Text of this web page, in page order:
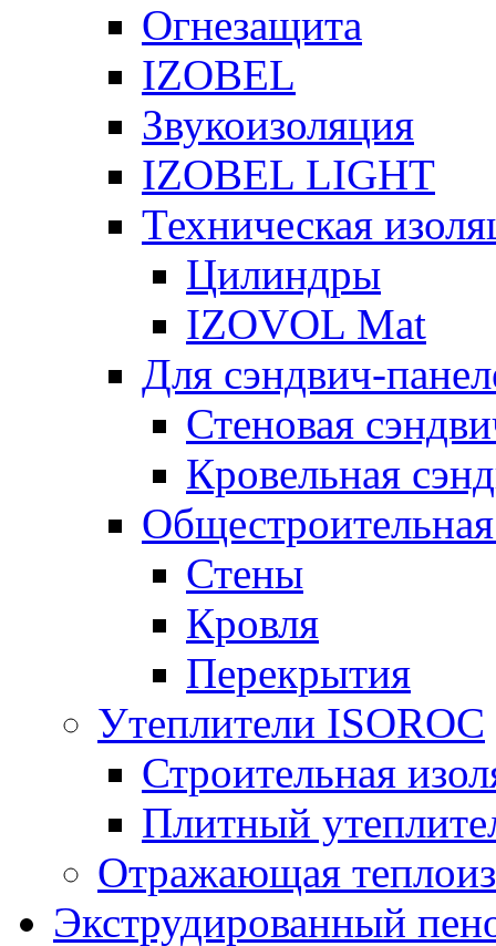
Огнезащита
IZOBEL
Звукоизоляция
IZOBEL LIGHT
Техническая
Цилиндры
IZOVOL Mat
Для сэндвич-
Стеновая
Кровельная
Стены
Кровля
Перекрытия
Утеплители ISOROC
Строительная
Плитный
Отражающая
Экструдированный